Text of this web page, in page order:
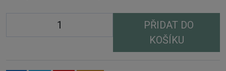
PŘIDAT DO
KOŠÍKU